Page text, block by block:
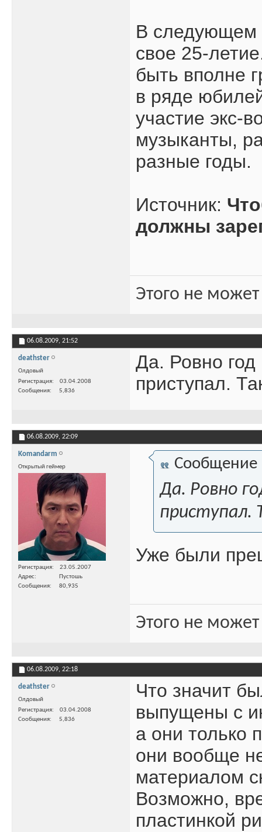
В следующем
свое 25-
быть вполне
в ряде
участие экс-
музыканты,
разные годы.
Источник:
должны
Этого не
06.08.2009, 21:52
deathster
Олдовый
Регистрация
03.04.2008
Сообщения
5,836
Да. Ровно
приступал.
06.08.2009, 22:09
Komandarm
Открытый геймер
Регистрация
23.05.2007
Адрес
Пустошь
Сообщения
80,935
Сообщение
Да. Ровно
приступал.
Уже были
Этого не
06.08.2009, 22:18
deathster
Олдовый
Регистрация
03.04.2008
Сообщения
5,836
Что значит
выпущены с
а они только
они вообще
материалом
Возможно,
пластинкой